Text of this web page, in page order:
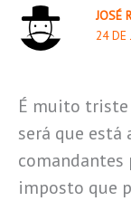
JOSÉ
24 DE
É muito triste
será que está
imposto que